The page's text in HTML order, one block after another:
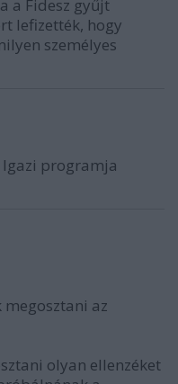
a Fidesz gyűjt
lefizették, hogy
személyes
programja
megosztani az
olyan ellenzéket